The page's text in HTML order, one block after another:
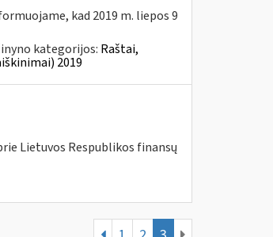
kad 2019 m. liepos 9
kategorijos: Raštai,
2019
Lietuvos Respublikos finansų